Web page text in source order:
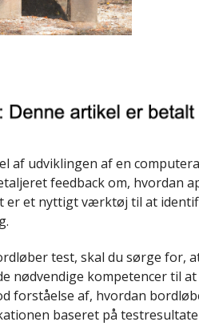
af udviklingen af ​​en
feedback om, hvordan
er et nyttigt værktøj til at
test, skal du sørge for,
nødvendige kompetencer til
forståelse af, hvordan
baseret på